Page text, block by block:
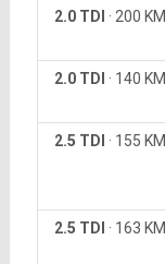
2.0 TDI · 200 KM
2.0 TDI · 140 KM
2.5 TDI · 155 KM
2.5 TDI · 163 KM